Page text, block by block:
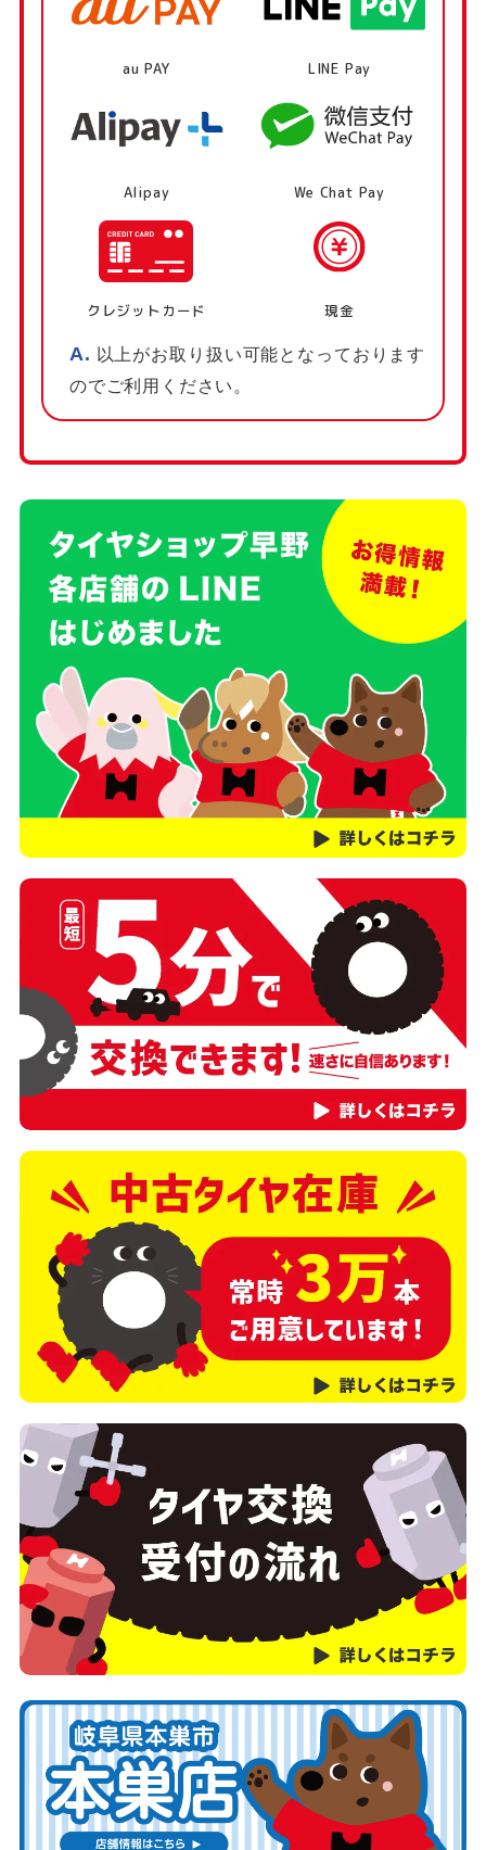
以上がお取り扱い可能となっております
のでご利用ください。